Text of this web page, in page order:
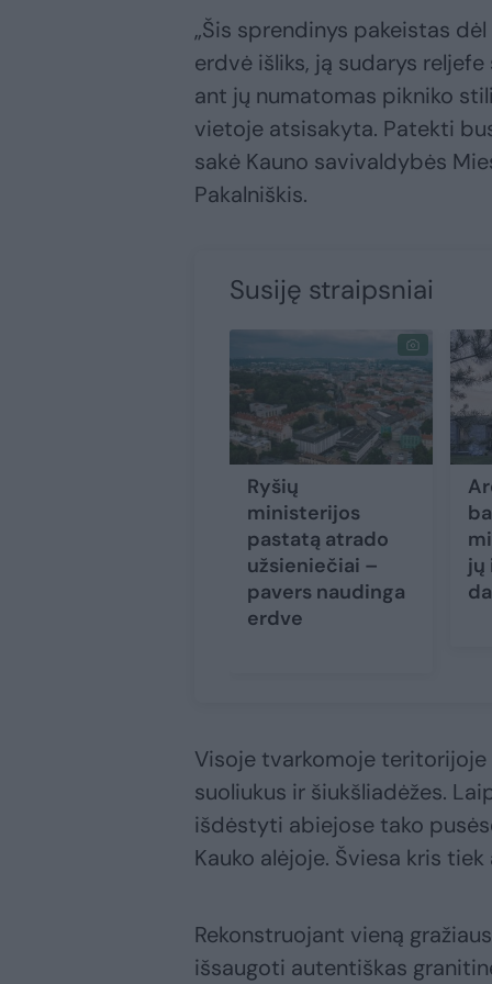
„Šis sprendinys pakeistas
erdvė išliks, ją sudarys
ant jų numatomas pikniko
vietoje atsisakyta. Patekti
sakė Kauno savivaldybės
Pakalniškis.
Susiję straipsniai
Ryšių
ministerijos
pastatą atrado
užsieniečiai –
pavers naudinga
erdve
jų
Visoje tvarkomoje
suoliukus ir šiukšliadėžes.
išdėstyti abiejose tako
Kauko alėjoje. Šviesa kris
Rekonstruojant vieną
išsaugoti autentiškas